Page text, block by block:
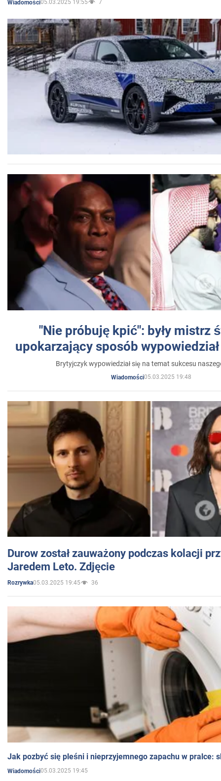
Wiadomości05.03.2025 19:55 7
"Nie próbuję kpić": były mistrz
upokarzający sposób
Brytyjczyk wypowiedział się na temat sukcesu
Wiadomości05.03.2025 19:48
Durow został zauważony podczas kolacji
Jaredem Leto. Zdjęcie
Rozrywka05.03.2025 19:45 36
Jak pozbyć się pleśni i nieprzyjemnego zapachu w pralce:
Wiadomości05.03.2025 19:45